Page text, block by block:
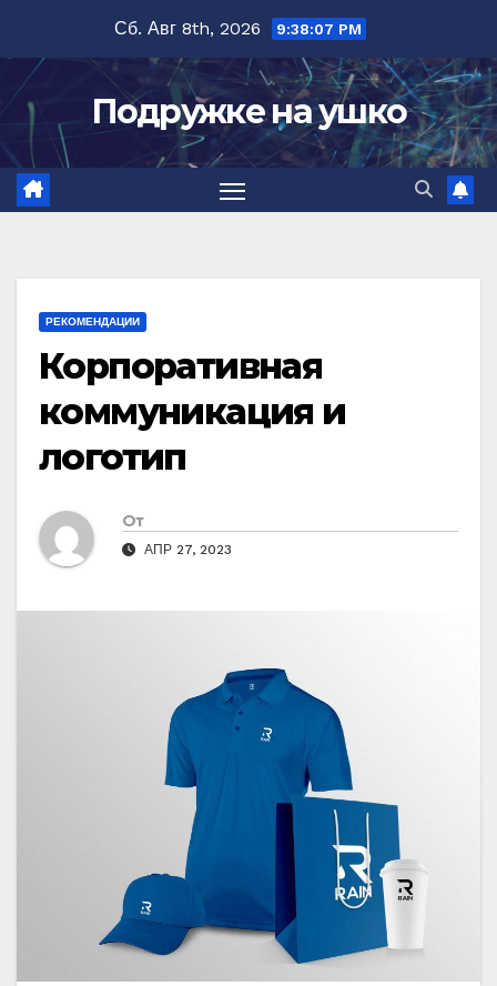
содержимому
Сб. Авг 8th, 2026 9:38:08 PM
Подружке на ушко
РЕКОМЕНДАЦИИ
Корпоративная
коммуникация и
логотип
От
АПР 27, 2023